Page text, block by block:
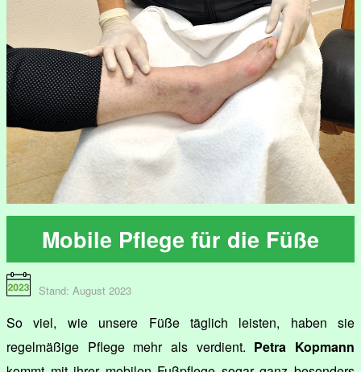
Mobile Pflege für die Füße
Stand: August 2023
So viel, wie unsere Füße täglich leisten, haben sie
regelmäßige Pflege mehr als verdient. Petra Kopmann